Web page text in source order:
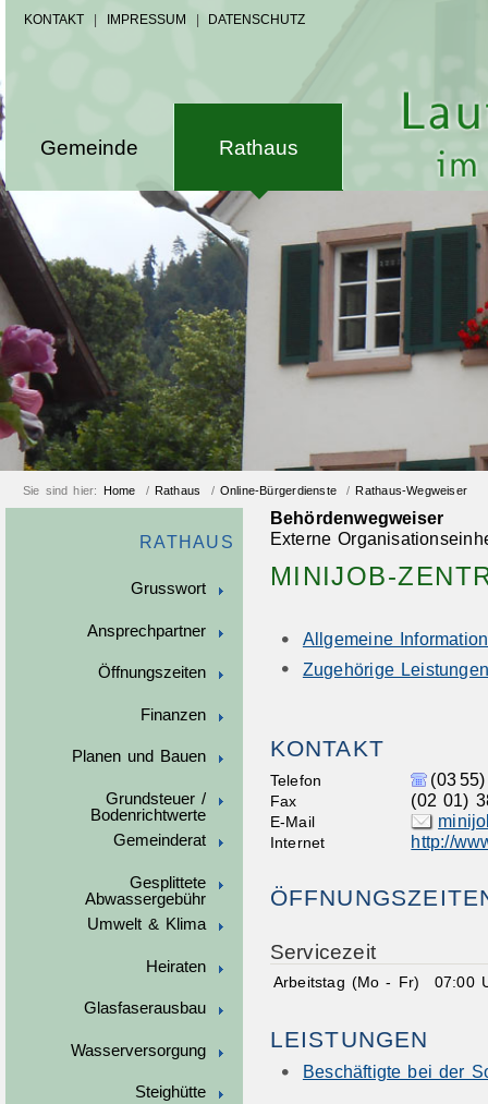
KONTAKT IMPRESSUM DATENSCHUTZ
Gemeinde Rathaus
Sie sind hier: Home / Rathaus / Online-Bürgerdienste / Rathaus-Wegweiser
RATHAUS
Grusswort
Ansprechpartner
Öffnungszeiten
Finanzen
Planen und Bauen
Grundsteuer /
Bodenrichtwerte
Gemeinderat
Gesplittete
Abwassergebühr
Umwelt & Klima
Heiraten
Glasfaserausbau
Wasserversorgung
Steighütte
Behördenwegweiser
Externe
MINIJOB-
Allgemeine
Zugehörige
KONTAKT
Telefon (03
Fax (02 01)
E-Mail
Internet http://
Servicezeit
Arbeitstag (Mo - Fr) 07:00
LEISTUNGEN
Beschäftigte bei der